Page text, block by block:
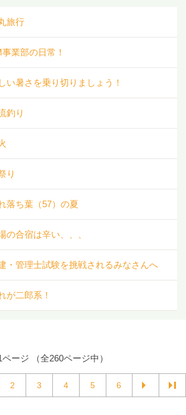
旅行
事業部の日常！
い暑さを乗り切りましょう！
釣り
り
落ち葉（57）の夏
の合宿は辛い、、、
・管理士試験を挑戦されるみなさんへ
が二郎系！
ページ （全260ページ中）
2 3 4 5 6